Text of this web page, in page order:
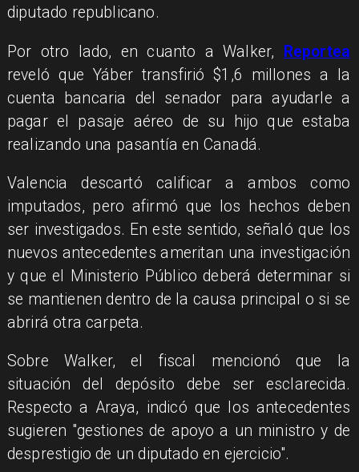
diputado republicano.
Por otro lado, en cuanto a Walker,
Reportea
reveló que Yáber transfirió $1,6 millones a la
cuenta bancaria del senador para ayudarle a
pagar el pasaje aéreo de su hijo que estaba
realizando una pasantía en Canadá.
Valencia descartó calificar a ambos como
imputados, pero afirmó que los hechos deben
ser investigados. En este sentido, señaló que los
nuevos antecedentes ameritan una investigación
y que el Ministerio Público deberá determinar si
se mantienen dentro de la causa principal o si se
abrirá otra carpeta.
Sobre Walker, el fiscal mencionó que la
situación del depósito debe ser esclarecida.
Respecto a Araya, indicó que los antecedentes
sugieren "gestiones de apoyo a un ministro y de
desprestigio de un diputado en ejercicio".